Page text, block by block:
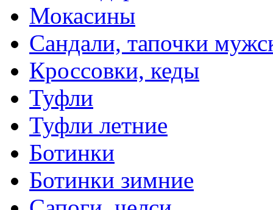
Мокасины
Сандали, тапочки
Кроссовки, кеды
Туфли
Туфли летние
Ботинки
Ботинки зимние